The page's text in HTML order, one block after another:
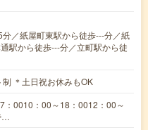
／紙屋町東駅から徒歩---分／紙
駅から徒歩---分／立町駅から徒
＊土日祝お休みもOK
0010：00～18：0012：00～
…